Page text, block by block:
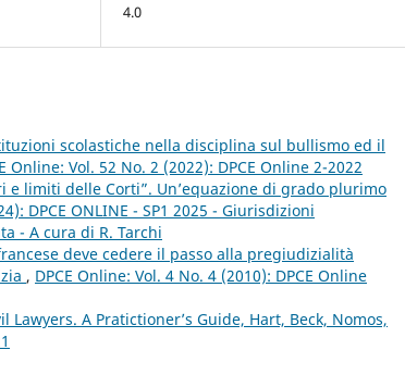
4.0
scolastiche nella disciplina sul bullismo ed il
Online: Vol. 52 No. 2 (2022): DPCE Online 2-2022
limiti delle Corti”. Un’equazione di grado plurimo
DPCE ONLINE - SP1 2025 - Giurisdizioni
- A cura di R. Tarchi
deve cedere il passo alla pregiudizialità
, DPCE Online: Vol. 4 No. 4 (2010): DPCE Online
Lawyers. A Pratictioner’s Guide, Hart, Beck, Nomos,